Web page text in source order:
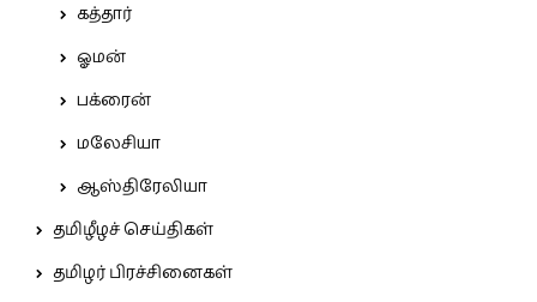
கத்தார்
ஓமன்
பக்ரைன்
மலேசியா
ஆஸ்திரேலியா
தமிழீழச் செய்திகள்
தமிழர் பிரச்சினைகள்